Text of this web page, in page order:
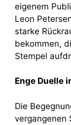
eigenem
Leon
starke
bekommen,
Stempel
Enge Duelle
Die
vergangenen